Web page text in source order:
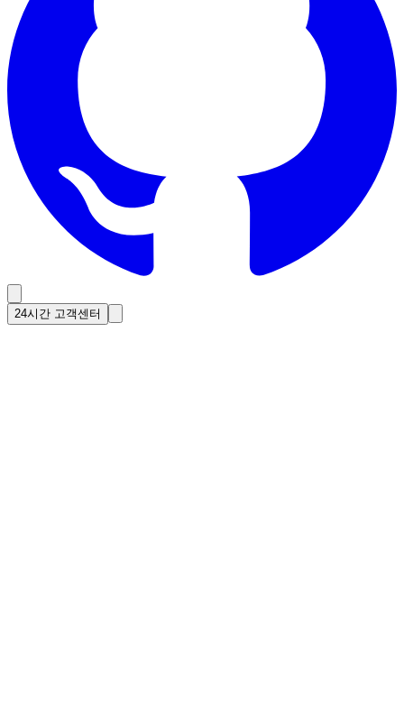
24시간 고객센터